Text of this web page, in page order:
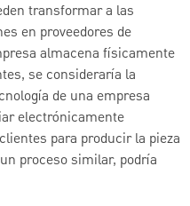
transformar a las
en proveedores de
almacena físicamente
se consideraría la
de una empresa
electrónicamente
para producir la pieza
proceso similar, podría